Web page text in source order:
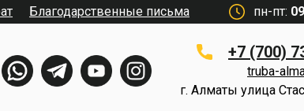
пн-пт:
+7 (700)
г. Алматы улица
truba-
Благодарственные письма